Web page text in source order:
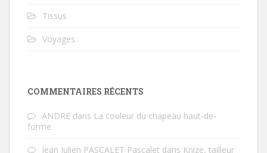
Tissus
Voyages
COMMENTAIRES RÉCENTS
ANDRE dans La couleur du chapeau haut-de-
forme
Jean Julien PASCALET Pascalet dans Knize, tailleur